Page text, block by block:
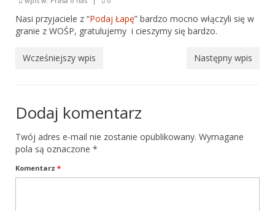
Hymn
Dołącz do nas
Baner
Wychowanie
Zdrowie
Nasi przyjaciele z “Podaj Łapę” bardzo mocno włączyli się w
granie z WOŚP, gratulujemy i cieszymy się bardzo.
Wcześniejszy wpis Następny wpis
Dodaj komentarz
Twój adres e-mail nie zostanie opublikowany. Wymagane
pola są oznaczone *
Komentarz *